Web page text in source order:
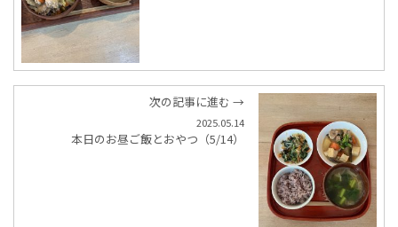
次の記事に進む →
2025.05.14
本日のお昼ご飯とおやつ（5/14）